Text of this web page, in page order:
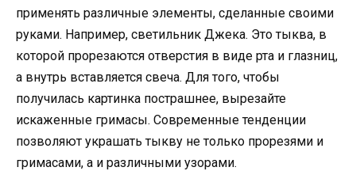
применять различные элементы, сделанные своими
руками. Например, светильник Джека. Это тыква, в
которой прорезаются отверстия в виде рта и глазниц,
а внутрь вставляется свеча. Для того, чтобы
получилась картинка пострашнее, вырезайте
искаженные гримасы. Современные тенденции
позволяют украшать тыкву не только прорезями и
гримасами, а и различными узорами.